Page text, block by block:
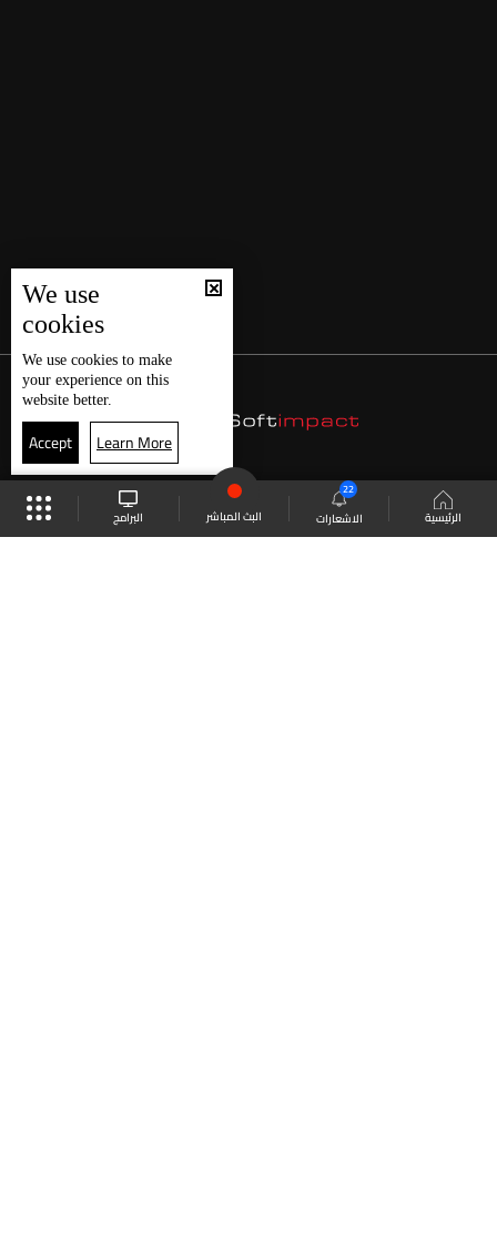
الرئيسية الاشعارات
22
البث المباشر البرامج
We use
cookies
We use cookies to make
your experience on this
website better.
Accept Learn More
موقع البرامج الجدول البث المباشر